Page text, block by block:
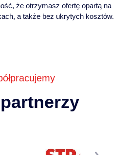
że otrzymasz ofertę opartą na
a także bez ukrytych kosztów.